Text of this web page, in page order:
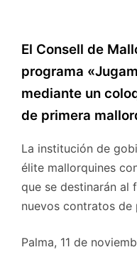
El Consell de
programa
mediante un
de primera
La institución de
élite mallorquines
que se destinarán al
nuevos contratos de
Palma, 11 de